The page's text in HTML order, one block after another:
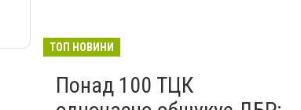
ТОП НОВИНИ
Понад 100 ТЦК